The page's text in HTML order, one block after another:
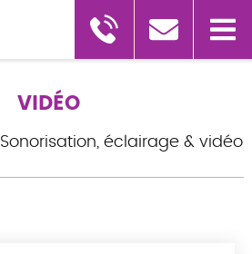
VIDÉO
Sonorisation, éclairage & vidéo